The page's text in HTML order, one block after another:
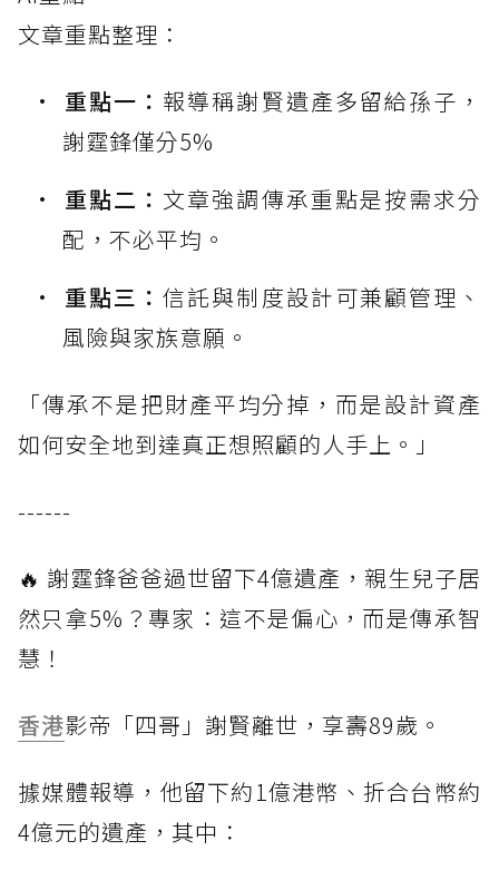
文章重點整理：
重點一： 報導稱謝賢遺產多留給孫子，
謝霆鋒僅分5%
重點二： 文章強調傳承重點是按需求分
配，不必平均。
重點三：信託與制度設計可兼顧管理、
風險與家族意願。
「傳承不是把財產平均分掉，而是設計資產
如何安全地到達真正想照顧的人手上。」
------
🔥 謝霆鋒爸爸過世留下4億遺產，親生兒子居
然只拿5%？專家：這不是偏心，而是傳承智
慧！
香港影帝「四哥」謝賢離世，享壽89歲。
據媒體報導，他留下約1億港幣、折合台幣約
4億元的遺產，其中：